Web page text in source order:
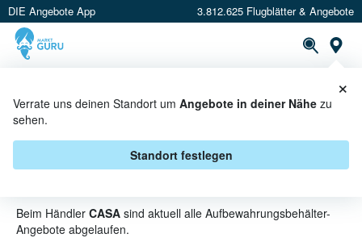
DIE Angebote App 3.812.625 Flugblätter & Angebote
Verrate uns deinen Standort um Angebote in deiner Nähe zu
sehen.
Standort festlegen
×
AUFBEWAHRUNGSBEHÄLTER
ANGEBOTE & AKTIONEN BEI
CASA
Beim Händler CASA sind aktuell alle Aufbewahrungsbehälter-
Angebote abgelaufen.